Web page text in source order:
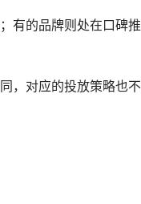
有的品牌则处在口碑
，对应的投放策略也